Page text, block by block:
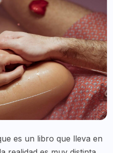
es un libro que lleva en